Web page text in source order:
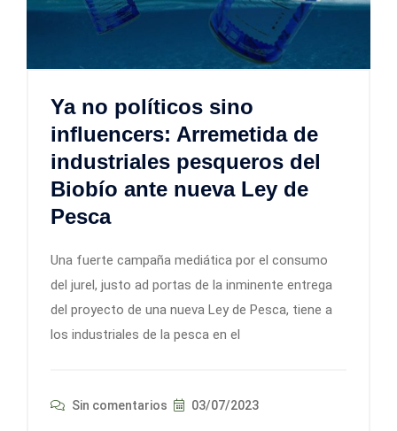
Ya no políticos sino
influencers: Arremetida de
industriales pesqueros del
Biobío ante nueva Ley de
Pesca
Una fuerte campaña mediática por el consumo
del jurel, justo ad portas de la inminente entrega
del proyecto de una nueva Ley de Pesca, tiene a
los industriales de la pesca en el
Sin comentarios 03/07/2023